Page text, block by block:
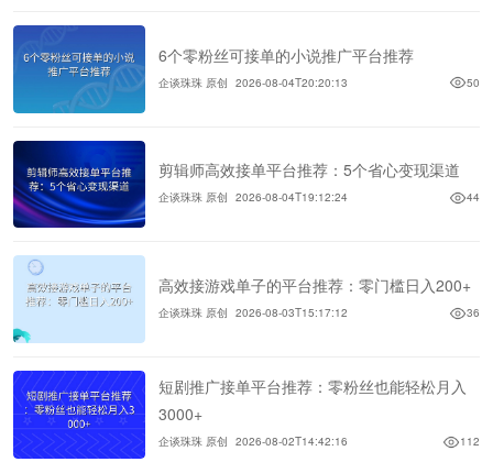
6个零粉丝可接单的小说推广平台推荐
企谈珠珠 原创 2026-08-04T20:20:13 50
剪辑师高效接单平台推荐：5个省心变现渠道
企谈珠珠 原创 2026-08-04T19:12:24 44
高效接游戏单子的平台推荐：零门槛日入200+
企谈珠珠 原创 2026-08-03T15:17:12 36
短剧推广接单平台推荐：零粉丝也能轻松月入
3000+
企谈珠珠 原创 2026-08-02T14:42:16 112